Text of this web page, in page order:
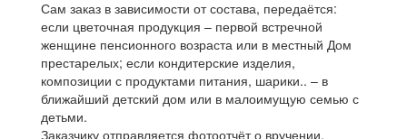
Сам заказ в зависимости от состава, передаётся:
если цветочная продукция – первой встречной
женщине пенсионного возраста или в местный Дом
престарелых; если кондитерские изделия,
композиции с продуктами питания, шарики.. – в
ближайший детский дом или в малоимущую семью с
детьми.
Заказчику отправляется фотоотчёт о вручении.